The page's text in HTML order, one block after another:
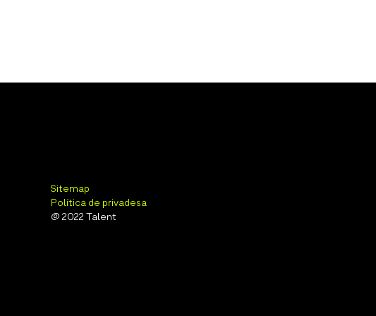
Sitemap
Política de privadesa
@ 2022 Talent